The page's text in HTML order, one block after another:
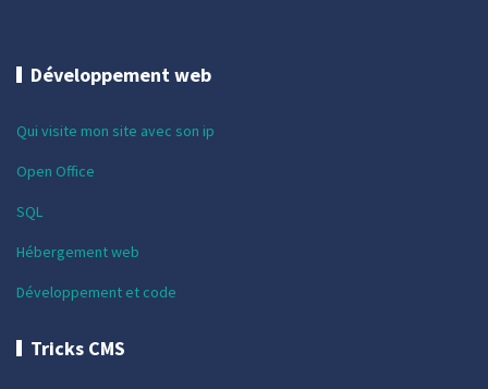
Développement web
Qui visite mon site avec son ip
Open Office
SQL
Hébergement web
Développement et code
Tricks CMS